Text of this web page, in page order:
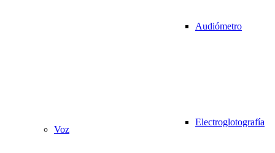
Audiómetro
Voz
Electroglotografía